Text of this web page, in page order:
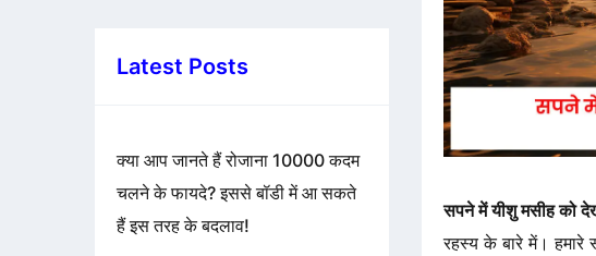
Latest Posts
क्या आप जानते हैं रोजाना 10000 कदम
चलने के फायदे? इससे बॉडी में आ सकते
हैं इस तरह के बदलाव!
सपने में यीशु मसीह को
रहस्य के बारे में। हमारे